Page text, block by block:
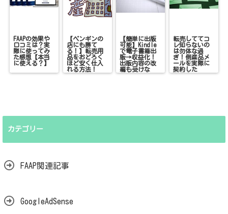
FAAPの効果や
口コミは？実
際に使ってみ
た感想【本当
に使える？】
【ペンギンの
店にも勝て
る！】転売用
品をおどろく
ほど安く仕入
れる方法！
【簡単に出版
可能】Kindle
で電子書籍出
版→収益化！
出版内容の改
編も受けな
い！
転売しててコ
レ知らないの
は勿体な過
ぎ！倒産品メ
ールを実際に
契約した
ら！？
カテゴリー
FAAP関連記事
GoogleAdSense